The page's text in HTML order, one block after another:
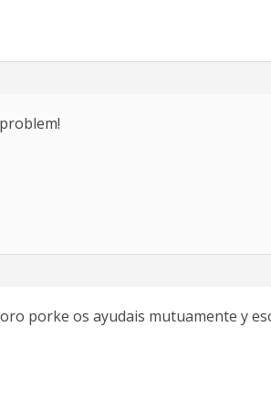
porke os ayudais mutuamente y